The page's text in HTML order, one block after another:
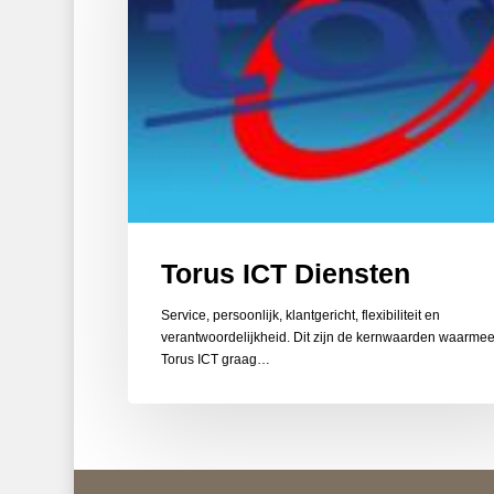
Torus ICT Diensten
Service, persoonlijk, klantgericht, flexibiliteit en
verantwoordelijkheid. Dit zijn de kernwaarden
Torus ICT graag…